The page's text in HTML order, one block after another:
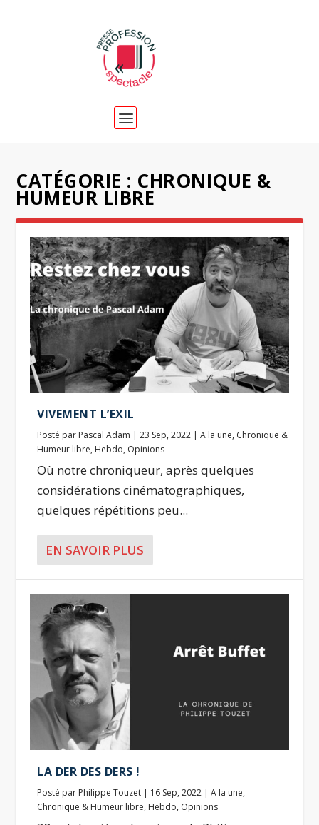
CATÉGORIE : CHRONIQUE &
HUMEUR LIBRE
VIVEMENT L’EXIL
Posté par Pascal Adam |23 Sep, 2022 |A la une, Chronique &
Humeur libre, Hebdo, Opinions
Où notre chroniqueur, après quelques
considérations cinématographiques,
quelques répétitions peu...
EN SAVOIR PLUS
LA DER DES DERS !
Posté par Philippe Touzet | 16 Sep, 2022 |A la une,
Chronique & Humeur libre, Hebdo, Opinions